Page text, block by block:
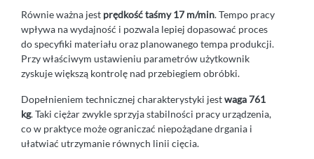
Równie ważna jest prędkość taśmy 17 m/min. Tempo pracy
wpływa na wydajność i pozwala lepiej dopasować proces
do specyfiki materiału oraz planowanego tempa produkcji.
Przy właściwym ustawieniu parametrów użytkownik
zyskuje większą kontrolę nad przebiegiem obróbki.
Dopełnieniem technicznej charakterystyki jestwaga 761
kg. Taki ciężar zwykle sprzyja stabilności pracy urządzenia,
co w praktyce może ograniczać niepożądane drgania i
ułatwiać utrzymanie równych linii cięcia.